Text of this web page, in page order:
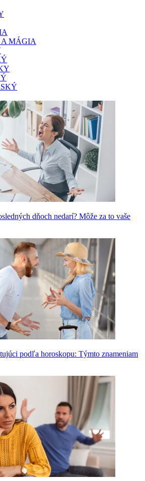
MÁGIA
dňoch nedarí? Môže za to vaše
podľa horoskopu: Týmto znameniam